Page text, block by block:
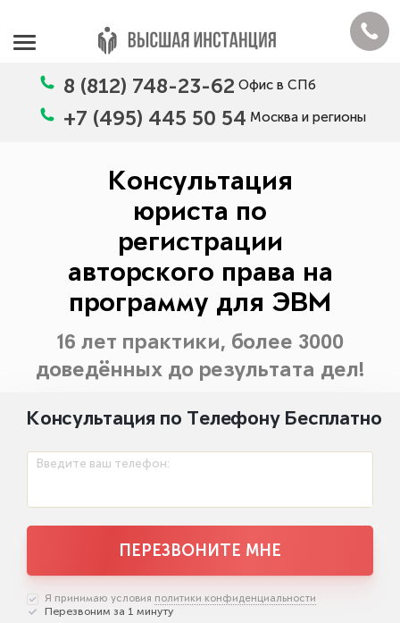
8 (812) 748-23-62 Офис в СПб
+7 (495) 445 50 54 Москва и регионы
Консультация
юриста по
регистрации
авторского права на
программу для ЭВМ
16 лет практики, более 3000
доведённых до результата дел!
Консультация по Телефону Бесплатно
Введите ваш телефон:
ПЕРЕЗВОНИТЕ МНЕ
Я принимаю условия политики конфиденциальности
Перезвоним за 1 минуту